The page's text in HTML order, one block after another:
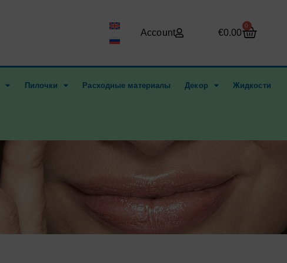
Account €0.00
0
Пилочки Расходные материалы Декор Жидкости